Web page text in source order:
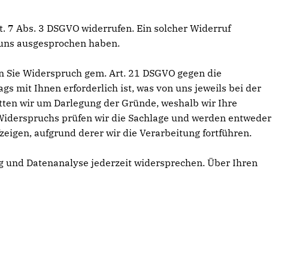
Abs. 3 DSGVO widerrufen. Ein solcher Widerruf
ausgesprochen haben.
Widerspruch gem. Art. 21 DSGVO gegen die
mit Ihnen erforderlich ist, was von uns jeweils bei der
wir um Darlegung der Gründe, weshalb wir Ihre
prüfen wir die Sachlage und werden entweder
aufgrund derer wir die Verarbeitung fortführen.
und Datenanalyse jederzeit widersprechen. Über Ihren